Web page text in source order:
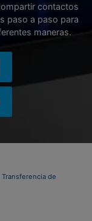
contactos
paso a paso para
maneras.
de